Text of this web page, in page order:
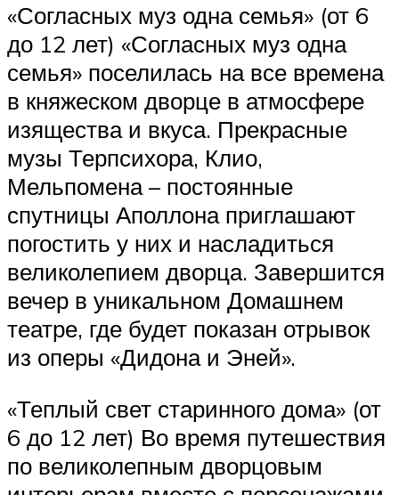
«Согласных муз одна семья» (от 6
до 12 лет) «Согласных муз одна
семья» поселилась на все времена
в княжеском дворце в атмосфере
изящества и вкуса. Прекрасные
музы Терпсихора, Клио,
Мельпомена – постоянные
спутницы Аполлона приглашают
погостить у них и насладиться
великолепием дворца. Завершится
вечер в уникальном Домашнем
театре, где будет показан отрывок
из оперы «Дидона и Эней».
«Теплый свет старинного дома» (от
6 до 12 лет) Во время путешествия
по великолепным дворцовым